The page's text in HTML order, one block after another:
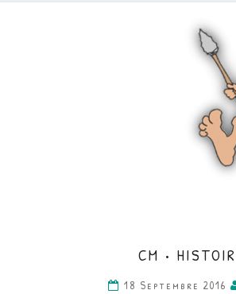
CM •
18 Septembre 2016